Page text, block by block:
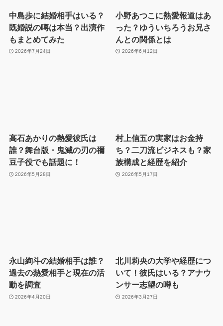
中島歩に結婚相手はいる？
既婚説の噂は本当？出演作
もまとめてみた
2026年7月24日
小野あつこに熱愛報道はあ
った？ゆういちろうお兄さ
んとの関係とは
2026年6月12日
高石あかりの熱愛彼氏は
誰？舞台版・鬼滅の刃の禰
豆子役でも話題に！
2026年5月28日
村上信五の実家はお金持
ち？二刀流ビジネスも？家
族構成と経歴を紹介
2026年5月17日
永山絢斗の結婚相手は誰？
過去の熱愛相手と現在の活
動を調査
2026年4月20日
北川莉央の大学や経歴につ
いて！彼氏はいる？アナウ
ンサー志望の噂も
2026年3月27日